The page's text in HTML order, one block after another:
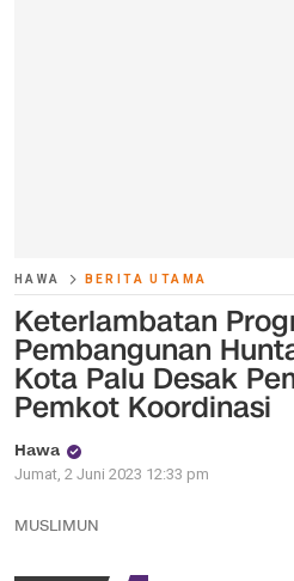
HAWA BERITA UTAMA
Keterlambatan
Pembangunan
Kota Palu Desak
Pemkot Koordinasi
Hawa
Jumat, 2 Juni 2023 12:33 pm
MUSLIMUN